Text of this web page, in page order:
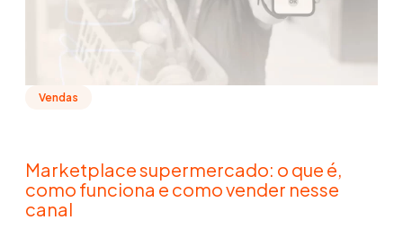
Vendas
Marketplace supermercado: o que é,
como funciona e como vender nesse
canal